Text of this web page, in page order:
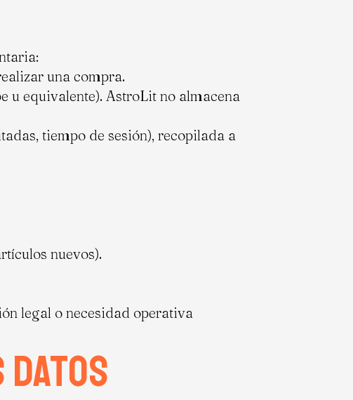
una compra.
u equivalente). AstroLit no almacena
tiempo de sesión), recopilada a
nuevos).
legal o necesidad operativa